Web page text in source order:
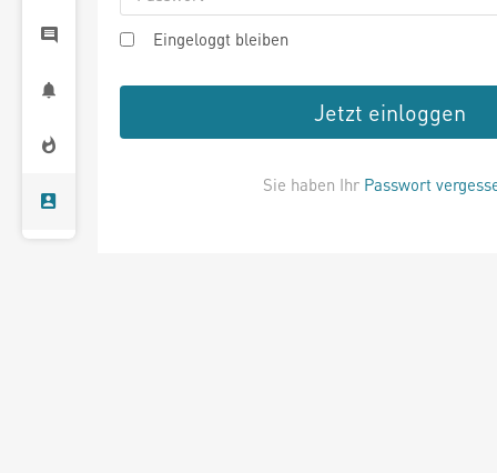
Eingeloggt bleiben
Jetzt einloggen
Sie haben Ihr Passwort